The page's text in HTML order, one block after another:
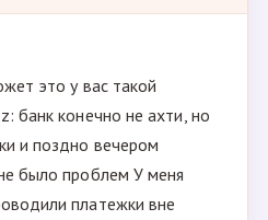
это у вас такой
банк конечно не ахти, но
и поздно вечером
было проблем У меня
платежки вне